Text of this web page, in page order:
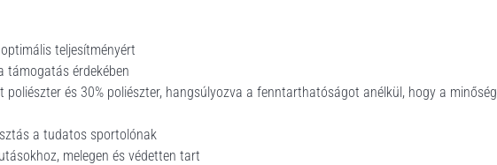
teljesítményért
támogatás érdekében
poliészter és 30% poliészter, hangsúlyozva a fenntarthatóságot anélkül, hogy a minőség
a tudatos sportolónak
melegen és védetten tart